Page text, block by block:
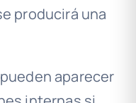
producirá una
pueden aparecer